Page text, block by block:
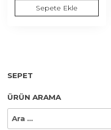
Sepete Ekle
SEPET
ÜRÜN ARAMA